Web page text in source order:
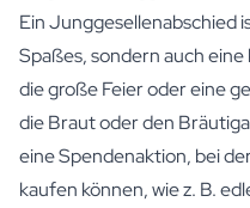
Ein Junggesellenabschied
Spaßes, sondern auch
die große Feier oder eine
die Braut oder den
eine Spendenaktion, bei
kaufen können, wie z. B.